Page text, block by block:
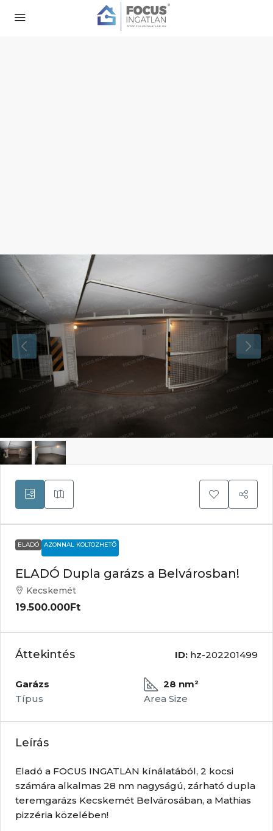
ELADÓ AZONNAL KÖLTÖZHETŐ
ELADÓ Dupla garázs a Belvárosban!
Kecskemét
19.500.000Ft
Áttekintés ID: hz-202201499
Garázs
Típus
28 nm²
Area Size
Leírás
Eladó a FOCUS INGATLAN kínálatából, 2 kocsi
számára alkalmas 28 nm nagyságú, zárható dupla
teremgarázs Kecskemét Belvárosában, a Mathias
pizzéria közelében!